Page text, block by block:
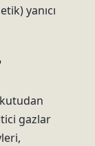
yanıcı
itici gazlar